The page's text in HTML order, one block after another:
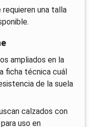
requieren una talla
ampliados en la
ficha técnica cuál
de la suela
calzados con
uso en